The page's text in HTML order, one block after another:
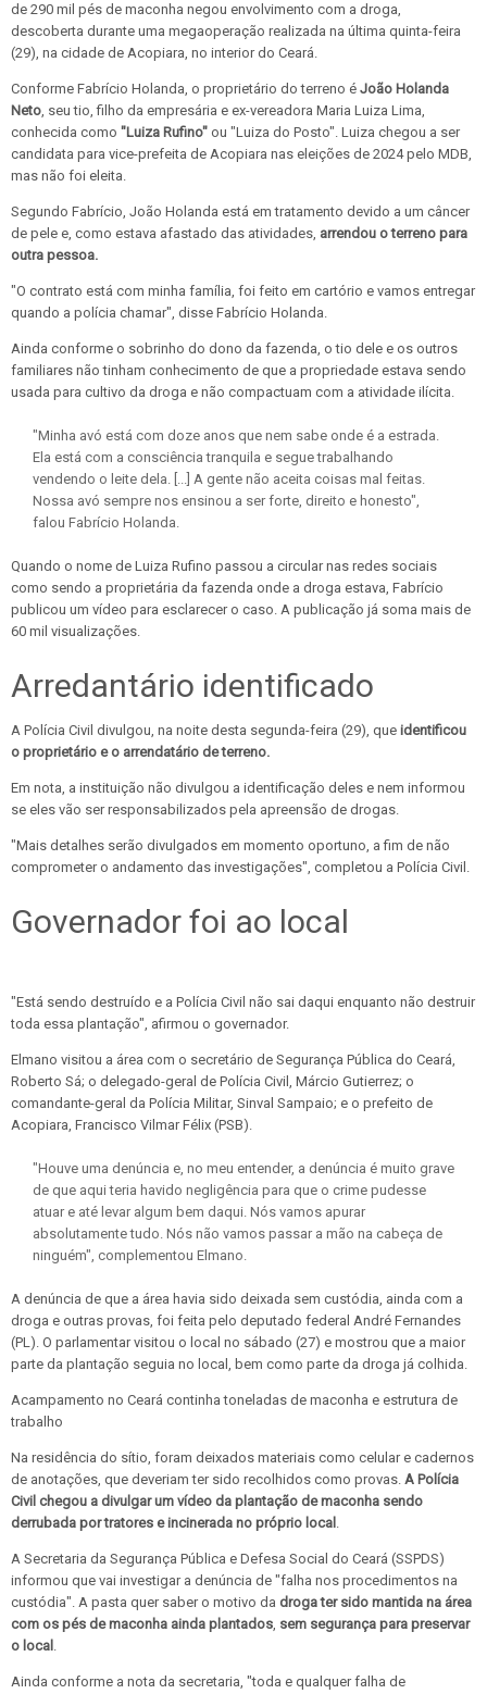
de 290 mil pés de maconha negou envolvimento com a droga,
descoberta durante uma megaoperação realizada na última quinta-feira
(29), na cidade de Acopiara, no interior do Ceará.
Conforme Fabrício Holanda, o proprietário do terreno é João Holanda
Neto, seu tio, filho da empresária e ex-vereadora Maria Luiza Lima,
conhecida como "Luiza Rufino" ou "Luiza do Posto". Luiza chegou a ser
candidata para vice-prefeita de Acopiara nas eleições de 2024 pelo MDB,
mas não foi eleita.
Segundo Fabrício, João Holanda está em tratamento devido a um câncer
de pele e, como estava afastado das atividades, arrendou o terreno para
outra pessoa.
"O contrato está com minha família, foi feito em cartório e vamos entregar
quando a polícia chamar", disse Fabrício Holanda.
Ainda conforme o sobrinho do dono da fazenda, o tio dele e os outros
familiares não tinham conhecimento de que a propriedade estava sendo
usada para cultivo da droga e não compactuam com a atividade ilícita.
"Minha avó está com doze anos que nem sabe onde é a estrada.
Ela está com a consciência tranquila e segue trabalhando
vendendo o leite dela. [...] A gente não aceita coisas mal feitas.
Nossa avó sempre nos ensinou a ser forte, direito e honesto",
falou Fabrício Holanda.
Quando o nome de Luiza Rufino passou a circular nas redes sociais
como sendo a proprietária da fazenda onde a droga estava, Fabrício
publicou um vídeo para esclarecer o caso. A publicação já soma mais de
60 mil visualizações.
Arredantário identificado
A Polícia Civil divulgou, na noite desta segunda-feira (29), que identificou
o proprietário e o arrendatário de terreno.
Em nota, a instituição não divulgou a identificação deles e nem informou
se eles vão ser responsabilizados pela apreensão de drogas.
"Mais detalhes serão divulgados em momento oportuno, a fim de não
comprometer o andamento das investigações", completou a Polícia Civil.
Governador foi ao local
"Está sendo destruído e a Polícia Civil não sai daqui enquanto não destruir
toda essa plantação", afirmou o governador.
Elmano visitou a área com o secretário de Segurança Pública do Ceará,
Roberto Sá; o delegado-geral de Polícia Civil, Márcio Gutierrez; o
comandante-geral da Polícia Militar, Sinval Sampaio; e o prefeito de
Acopiara, Francisco Vilmar Félix (PSB).
"Houve uma denúncia e, no meu entender, a denúncia é muito grave
de que aqui teria havido negligência para que o crime pudesse
atuar e até levar algum bem daqui. Nós vamos apurar
absolutamente tudo. Nós não vamos passar a mão na cabeça de
ninguém", complementou Elmano.
A denúncia de que a área havia sido deixada sem custódia, ainda com a
droga e outras provas, foi feita pelo deputado federal André Fernandes
(PL). O parlamentar visitou o local no sábado (27) e mostrou que a maior
parte da plantação seguia no local, bem como parte da droga já colhida.
Acampamento no Ceará continha toneladas de maconha e estrutura de
trabalho
Na residência do sítio, foram deixados materiais como celular e cadernos
de anotações, que deveriam ter sido recolhidos como provas. A Polícia
Civil chegou a divulgar um vídeo da plantação de maconha sendo
derrubada por tratores e incinerada no próprio local
A Secretaria da Segurança Pública e Defesa Social do Ceará (SSPDS)
informou que vai investigar a denúncia de "falha nos procedimentos na
custódia". A pasta quer saber o motivo da droga ter sido mantida na área
com os pés de maconha ainda plantados sem segurança para preservar
o local
Ainda conforme a nota da secretaria, "toda e qualquer falha de